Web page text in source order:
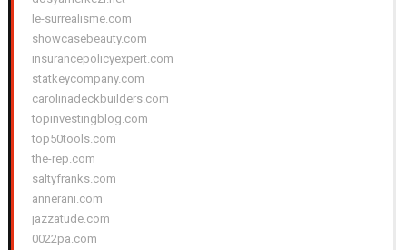
le-surrealisme.com
showcasebeauty.com
insurancepolicyexpert.com
statkeycompany.com
carolinadeckbuilders.com
topinvestingblog.com
top50tools.com
the-rep.com
saltyfranks.com
annerani.com
jazzatude.com
0022pa.com